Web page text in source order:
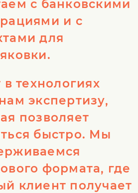
с банковскими
и с
для
в технологиях
экспертизу,
позволяет
быстро. Мы
формата, где
клиент получает